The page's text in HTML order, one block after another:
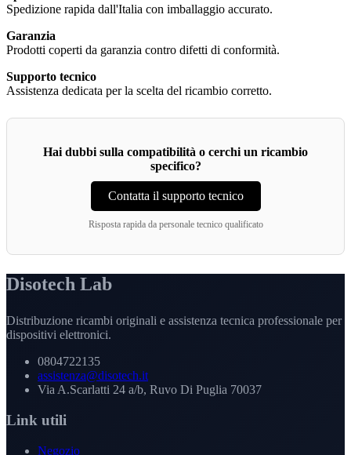
Spedizione rapida dall'Italia con imballaggio accurato.
Garanzia
Prodotti coperti da garanzia contro difetti di conformità.
Supporto tecnico
Assistenza dedicata per la scelta del ricambio corretto.
Hai dubbi sulla compatibilità o cerchi un ricambio
specifico?
Contatta il supporto tecnico
Risposta rapida da personale tecnico qualificato
Disotech Lab
Distribuzione ricambi originali e assistenza tecnica professionale per
dispositivi elettronici.
0804722135
assistenza@disotech.it
Via A.Scarlatti 24 a/b, Ruvo Di Puglia 70037
Link utili
Negozio